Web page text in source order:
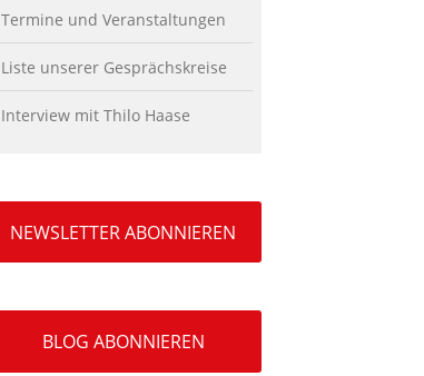
Termine und Veranstaltungen
Liste unserer Gesprächskreise
Interview mit Thilo Haase
NEWSLETTER ABONNIEREN
BLOG ABONNIEREN